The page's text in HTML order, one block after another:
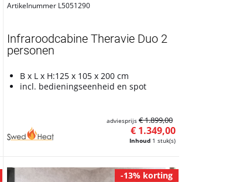
Artikelnummer L5051290
Infraroodcabine Theravie Duo 2
personen
B x L x H:125 x 105 x 200 cm
incl. bedieningseenheid en spot
Inhoud 1 stuk(s)
€ 1.349,00
adviesprijs € 1.899,00
-13% korting